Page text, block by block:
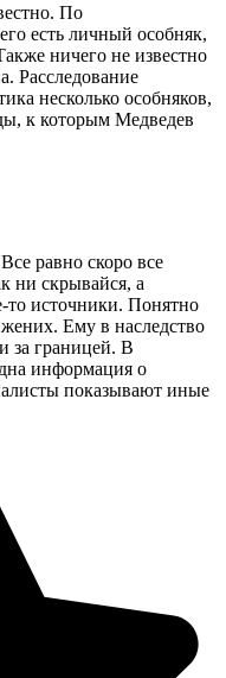
По
есть личный особняк,
ничего не известно
Расследование
несколько особняков,
к которым Медведев
равно скоро все
ни скрывайся, а
то источники. Понятно
Ему в наследство
за границей. В
информация о
показывают иные